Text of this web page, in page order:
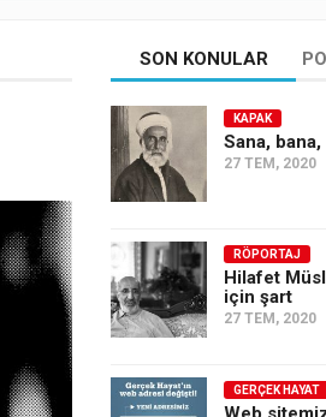
SON KONULAR
KAPAK
Sana,
27 TEM, 2020
RÖPORTAJ
Hilafet
için şart
27 TEM, 2020
GERÇEK HAYAT